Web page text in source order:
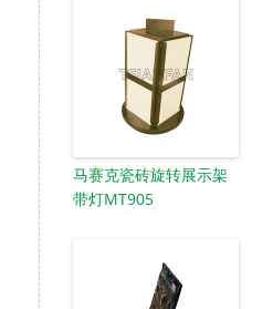
马赛克瓷砖旋转展示架
带灯MT905